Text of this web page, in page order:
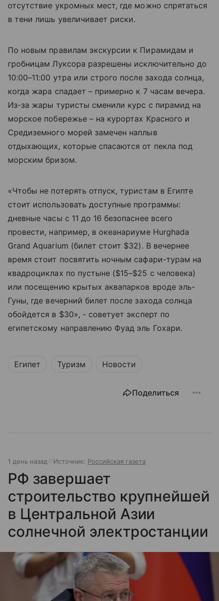
отсутствие укромных мест, где можно спрятаться
в тени лишь увеличивает риски.
По новым правилам экскурсии к Пирамидам и
гробницам Луксора разрешены исключительно до
10:00–11:00 утра или строго после захода солнца,
когда жара спадает – примерно к 7 часам вечера.
Из-за жары туристы сменили курс с пирамид на
морское побережье – на курортах Красного и
Средиземного морей замечен наплыв
отдыхающих, которые спасаются от пекла под
морским бризом.
«Чтобы не потерять отпуск, туристам в Египте
стоит использовать доступные программы:
дневные часы с 11 до 16 безопаснее всего
провести, например, в океанариуме Hurghada
Grand Aquarium (билет стоит $32). В вечернее
время стоит посвятить ночным сафари-турам на
квадроциклах по пустыне ($15–$25 с человека)
или посещению крытых аквапарков вроде эль-
Гуны, где вечерний билет после захода солнца
обойдется в $30», - советует эксперт по
египетскому направлению Фуад эль Гохари.
Египет Туризм Новости
Поделиться
1 день назад Источник: Российская газета
РФ завершает
строительство крупнейшей
в Центральной Азии
солнечной электростанции